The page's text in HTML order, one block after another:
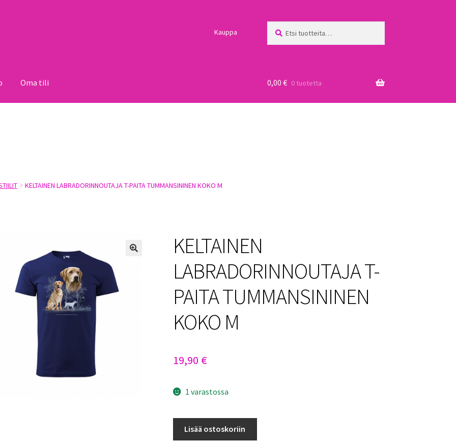
Kauppa
Oma tili 0,00 € 0 tuotetta
KELTAINEN LABRADORINNOUTAJA T-PAITA TUMMANSININEN KOKO M
KELTAINEN
LABRADORINNOUTAJA T-
PAITA TUMMANSININEN
KOKO M
19,90 €
1 varastossa
Lisää ostoskoriin